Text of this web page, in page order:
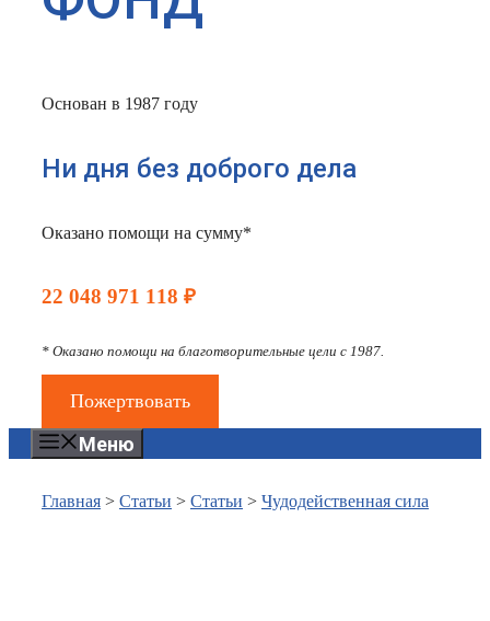
Основан в 1987 году
Ни дня без доброго дела
Оказано помощи на сумму*
22 048 971 118 ₽
* Оказано помощи на благотворительные цели с 1987.
Пожертвовать
Меню
Главная > Статьи > Статьи > Чудодейственная сила